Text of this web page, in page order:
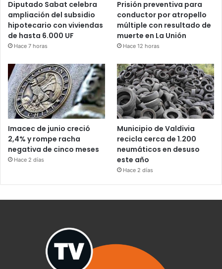
Diputado Sabat celebra
ampliación del subsidio
hipotecario con viviendas
de hasta 6.000 UF
Hace 7 horas
Prisión preventiva para
conductor por atropello
múltiple con resultado de
muerte en La Unión
Hace 12 horas
Imacec de junio creció
2,4% y rompe racha
negativa de cinco meses
Hace 2 días
Municipio de Valdivia
recicla cerca de 1.200
neumáticos en desuso
este año
Hace 2 días